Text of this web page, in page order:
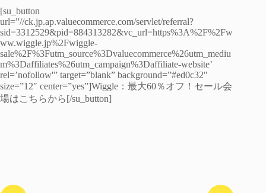
[su_button
url=”//ck.jp.ap.valuecommerce.com/servlet/referral?
sid=3312529&pid=884313282&vc_url=https%3A%2F%2Fw
ww.wiggle.jp%2Fwiggle-
sale%2F%3Futm_source%3Dvaluecommerce%26utm_mediu
m%3Daffiliates%26utm_campaign%3Daffiliate-website’
rel=’nofollow'” target=”blank” background=”#ed0c32″
size=”12″ center=”yes”]Wiggle：最大60％オフ！セール会
場はこちらから[/su_button]